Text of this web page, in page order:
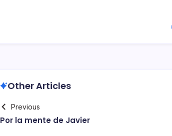
Other Articles
Previous
Por la mente de Javier